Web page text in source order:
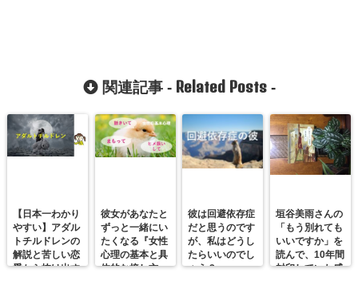
関連記事 - Related Posts-
【日本一わかり
やすい】アダル
トチルドレンの
解説と苦しい恋
愛から抜け出す
彼女があなたと
ずっと一緒にい
たくなる『女性
心理の基本と具
体的な接し方』
彼は回避依存症
だと思うのです
が、私はどうし
たらいいのでし
ょう？
垣谷美雨さんの
「もう別れても
いいですか」を
読んで、10年間
封印していた感